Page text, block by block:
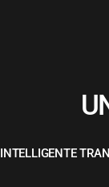
INTELLIGENTE